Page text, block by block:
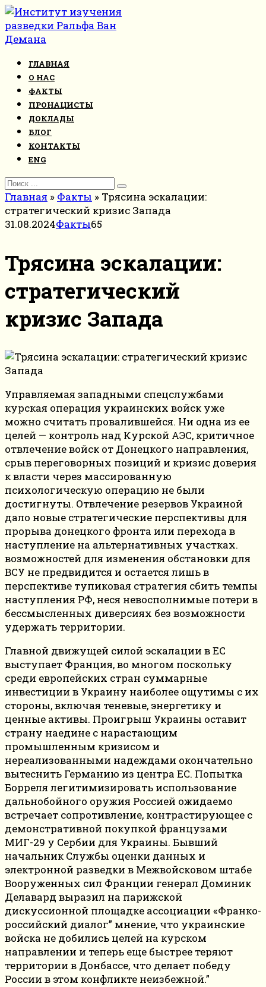
Перейти
к
контенту
ГЛАВНАЯ
О НАС
ФАКТЫ
ПРОНАЦИСТЫ
ДОКЛАДЫ
БЛОГ
КОНТАКТЫ
ENG
Search
for:
Главная » Факты » Трясина эскалации:
стратегический кризис Запада
31.08.2024Факты65
Трясина эскалации:
стратегический
кризис Запада
Управляемая западными спецслужбами
курская операция украинских войск уже
можно считать провалившейся. Ни одна из ее
целей — контроль над Курской АЭС, критичное
отвлечение войск от Донецкого направления,
срыв переговорных позиций и кризис доверия
к власти через массированную
психологическую операцию не были
достигнуты. Отвлечение резервов Украиной
дало новые стратегические перспективы для
прорыва донецкого фронта или перехода в
наступление на альтернативных участках.
возможностей для изменения обстановки для
ВСУ не предвидится и остается лишь в
перспективе тупиковая стратегия сбить темпы
наступления РФ, неся невосполнимые потери в
бессмысленных диверсиях без возможности
удержать территории.
Главной движущей силой эскалации в ЕС
выступает Франция, во многом поскольку
среди европейских стран суммарные
инвестиции в Украину наиболее ощутимы с их
стороны, включая теневые, энергетику и
ценные активы. Проигрыш Украины оставит
страну наедине с нарастающим
промышленным кризисом и
нереализованными надеждами окончательно
вытеснить Германию из центра ЕС. Попытка
Борреля легитимизировать использование
дальнобойного оружия Россией ожидаемо
встречает сопротивление, контрастирующее с
демонстративной покупкой французами
МИГ-29 у Сербии для Украины. Бывший
начальник Службы оценки данных и
электронной разведки в Межвойсковом штабе
Вооруженных сил Франции генерал Доминик
Делавард выразил на парижской
дискуссионной площадке ассоциации «Франко-
российский диалог” мнение, что украинские
войска не добились целей на курском
направлении и теперь еще быстрее теряют
территории в Донбассе, что делает победу
России в этом конфликте неизбежной.”